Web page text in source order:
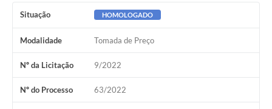
Galeria de Vídeos
Projetos
Contas Públicas
Legislação
Situação HOMOLOGADO
Modalidade Tomada de Preço
Nº da Licitação 9/2022
Nº do Processo 63/2022